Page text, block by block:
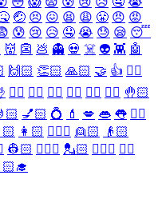
🤕 😣 😖 😫 😩 😤 😠 😡
😰 😢 😥 🤤 😭 😓 😪 😴
👹 👺 💩 👻 💀 ☠️ 👽 👾 🤖
🙌🏻 👏🏻 🙏🏻 🤝 👍 👎🏻
👈🏻 👉🏻 👆🏻 👇🏻 ☝🏻 ✋🏻 🤚🏻
💅🏻 💍 💄 💋 👄 👅 👂🏻
👩🏻 👱🏻‍♀️ 👱🏻
👴🏻
👷🏻 💂🏻‍♀️ 💂🏻 🕵🏻‍♀️ 🕵🏻